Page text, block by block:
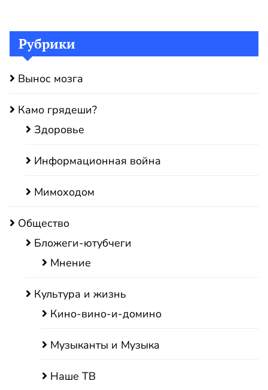
Рубрики
Вынос мозга
Камо грядеши?
Здоровье
Информационная война
Мимоходом
Общество
Бложеги-ютубчеги
Мнение
Культура и жизнь
Кино-вино-и-домино
Музыканты и Музыка
Наше ТВ